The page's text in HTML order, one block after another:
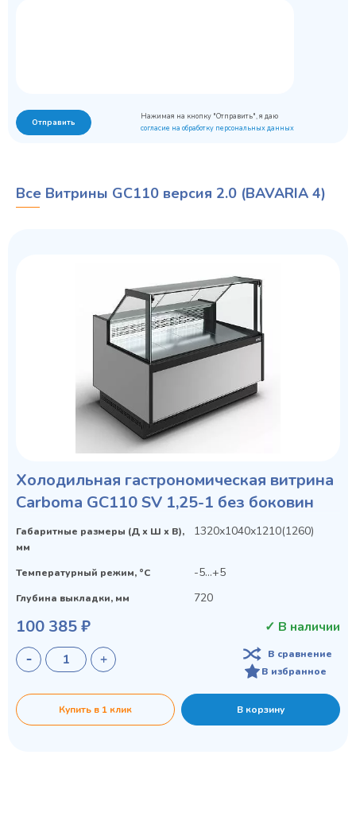
Отправить
Нажимая на кнопку "Отправить", я даю
согласие на обработку персональных данных
Все Витрины GC110 версия 2.0 (BAVARIA 4)
Холодильная гастрономическая витрина
Carboma GC110 SV 1,25-1 без боковин
Габаритные размеры (Д х Ш х В),
мм
1320х1040х1210(1260)
Температурный режим, °C -5...+5
Глубина выкладки, мм 720
100 385 ₽ ✓ В наличии
В сравнение
В избранное
Купить в 1 клик В корзину